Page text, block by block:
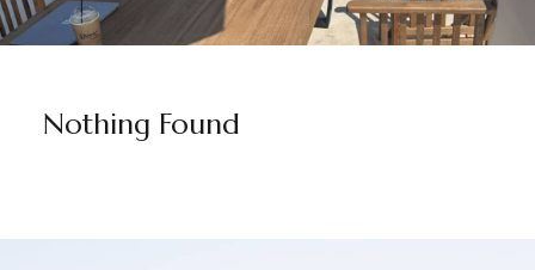
Nothing Found